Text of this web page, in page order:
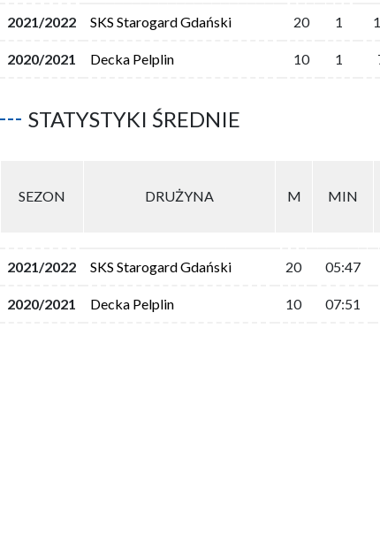
2021/2022 SKS Starogard Gdański 20 1
2020/2021 Decka Pelplin 10 1
STATYSTYKI ŚREDNIE
SEZON DRUŻYNA M MIN
2021/2022 SKS Starogard Gdański 20 05:47
2020/2021 Decka Pelplin 10 07:51